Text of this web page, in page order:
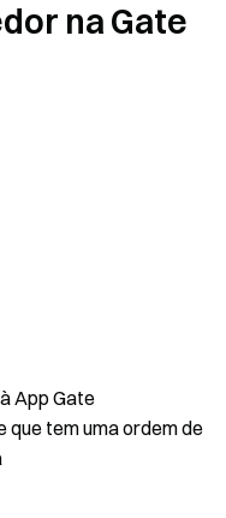
na Gate
App Gate
tem uma ordem de